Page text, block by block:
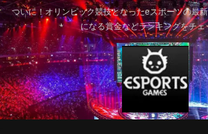
ついに！オリンピック競技となったeスポーツの最
になる賞金などランキングをチェ